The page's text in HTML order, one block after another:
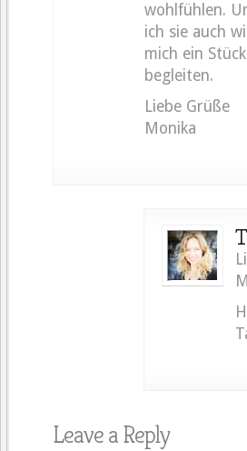
wohlfühlen.
ich sie auch
mich ein
begleiten.
Liebe Grüße
Monika
Leave a Reply